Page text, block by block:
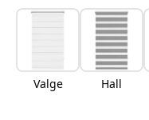
Valge Hall